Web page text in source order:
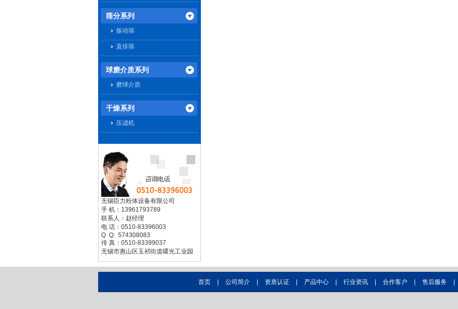
筛分系列
振动筛
直排筛
球磨介质系列
磨球介质
干燥系列
压滤机
联系臣力设备
无锡臣力粉体设备有限公司
手 机：13961793789
联系人：赵经理
电 话：0510-83396003
Q Q: 574308083
传 真：0510-83399037
无锡市惠山区玉祁街道曙光工业园
首页 公司简介 资质认证 产品中心 行业资讯 合作客户 售后服务